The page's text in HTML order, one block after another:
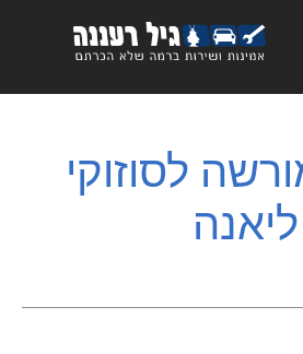
לסוזוקי
ליאנה